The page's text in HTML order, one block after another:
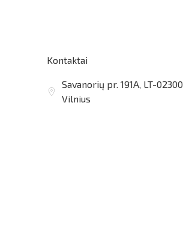
Kontaktai
Savanorių pr. 191A, LT-02300
Vilnius